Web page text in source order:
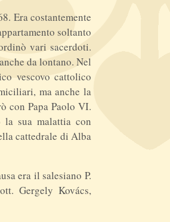
Era costantemente
soltanto
vari sacerdoti.
da lontano. Nel
vescovo cattolico
ma anche la
con Papa Paolo VI.
sua malattia con
cattedrale di Alba
era il salesiano P.
Gergely Kovács,